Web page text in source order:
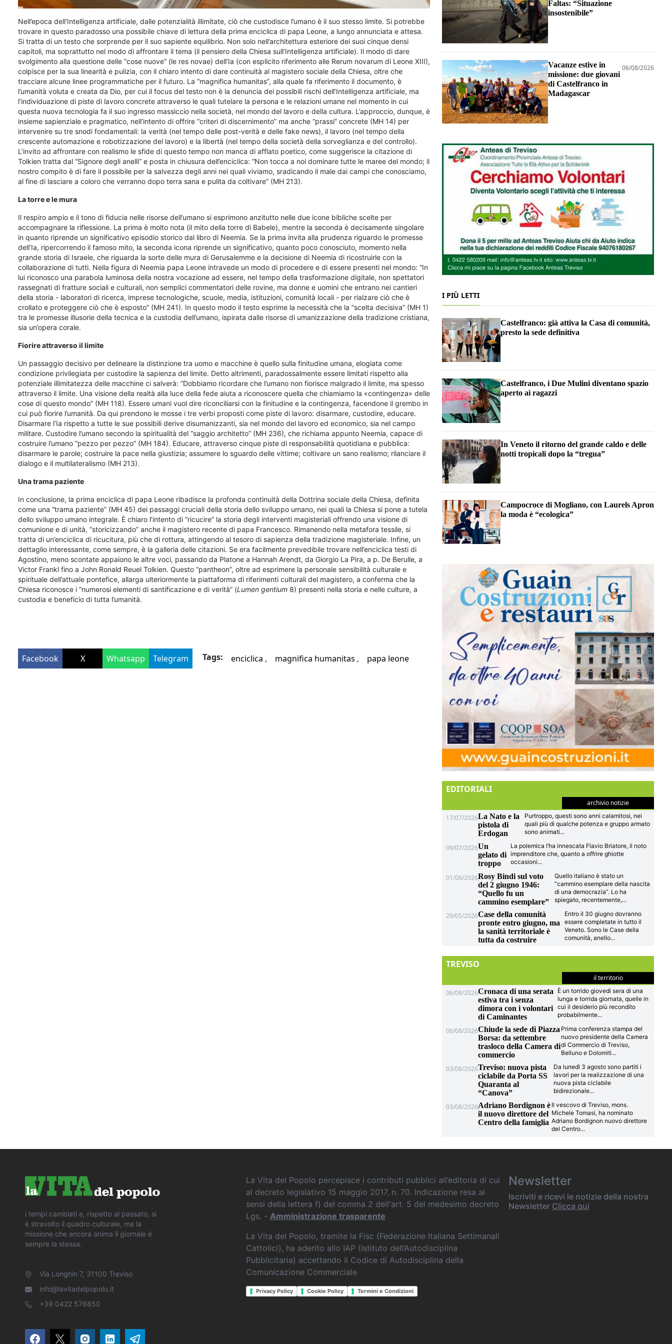
Nell’epoca dell’Intelligenza artificiale, dalle potenzialità illimitate, ciò che custodisce l’umano è il suo stesso limite. Si potrebbe
trovare in questo paradosso una possibile chiave di lettura della prima enciclica di papa Leone, a lungo annunciata e attesa.
Si tratta di un testo che sorprende per il suo sapiente equilibrio. Non solo nell’architettura esteriore dei suoi cinque densi
capitoli, ma soprattutto nel modo di affrontare il tema (il pensiero della Chiesa sull’Intelligenza artificiale). Il modo di dare
svolgimento alla questione delle “cose nuove” (le res novae) dell’Ia (con esplicito riferimento alle Rerum novarum di Leone XIII),
colpisce per la sua linearità e pulizia, con il chiaro intento di dare continuità al magistero sociale della Chiesa, oltre che
tracciare alcune linee programmatiche per il futuro. La “magnifica humanitas”, alla quale fa riferimento il documento, è
l’umanità voluta e creata da Dio, per cui il focus del testo non è la denuncia dei possibili rischi dell’Intelligenza artificiale, ma
l’individuazione di piste di lavoro concrete attraverso le quali tutelare la persona e le relazioni umane nel momento in cui
questa nuova tecnologia fa il suo ingresso massiccio nella società, nel mondo del lavoro e della cultura. L’approccio, dunque, è
insieme sapienziale e pragmatico, nell’intento di offrire “criteri di discernimento” ma anche “prassi” concrete (MH 14) per
intervenire su tre snodi fondamentali: la verità (nel tempo delle post-verità e delle fake news), il lavoro (nel tempo della
crescente automazione e robotizzazione del lavoro) e la libertà (nel tempo della società della sorveglianza e del controllo).
L’invito ad affrontare con realismo le sfide di questo tempo non manca di afflato poetico, come suggerisce la citazione di
Tolkien tratta dal “Signore degli anelli” e posta in chiusura dell’enciclica: “Non tocca a noi dominare tutte le maree del mondo; il
nostro compito è di fare il possibile per la salvezza degli anni nei quali viviamo, sradicando il male dai campi che conosciamo,
al fine di lasciare a coloro che verranno dopo terra sana e pulita da coltivare” (MH 213).
La torre e le mura
Il respiro ampio e il tono di fiducia nelle risorse dell’umano si esprimono anzitutto nelle due icone bibliche scelte per
accompagnare la riflessione. La prima è molto nota (il mito della torre di Babele), mentre la seconda è decisamente singolare
in quanto riprende un significativo episodio storico dal libro di Neemia. Se la prima invita alla prudenza riguardo le promesse
dell’Ia, ripercorrendo il famoso mito, la seconda icona riprende un significativo, quanto poco conosciuto, momento nella
grande storia di Israele, che riguarda la sorte delle mura di Gerusalemme e la decisione di Neemia di ricostruirle con la
collaborazione di tutti. Nella figura di Neemia papa Leone intravede un modo di procedere e di essere presenti nel mondo: “In
lui riconosco una parabola luminosa della nostra vocazione ad essere, nel tempo della trasformazione digitale, non spettatori
rassegnati di fratture sociali e culturali, non semplici commentatori delle rovine, ma donne e uomini che entrano nei cantieri
della storia - laboratori di ricerca, imprese tecnologiche, scuole, media, istituzioni, comunità locali - per rialzare ciò che è
crollato e proteggere ciò che è esposto” (MH 241). In questo modo il testo esprime la necessità che la “scelta decisiva” (MH 1)
tra le promesse illusorie della tecnica e la custodia dell’umano, ispirata dalle risorse di umanizzazione della tradizione cristiana,
sia un’opera corale.
Fiorire attraverso il limite
Un passaggio decisivo per delineare la distinzione tra uomo e macchine è quello sulla finitudine umana, elogiata come
condizione privilegiata per custodire la sapienza del limite. Detto altrimenti, paradossalmente essere limitati rispetto alla
potenziale illimitatezza delle macchine ci salverà: “Dobbiamo ricordare che l’umano non fiorisce malgrado il limite, ma spesso
attraverso il limite. Una visione della realtà alla luce della fede aiuta a riconoscere quella che chiamiamo la «contingenza» delle
cose di questo mondo” (MH 118). Essere umani vuol dire riconciliarsi con la finitudine e la contingenza, facendone il grembo in
cui può fiorire l’umanità. Da qui prendono le mosse i tre verbi proposti come piste di lavoro: disarmare, custodire, educare.
Disarmare l’Ia rispetto a tutte le sue possibili derive disumanizzanti, sia nel mondo del lavoro ed economico, sia nel campo
militare. Custodire l’umano secondo la spiritualità del “saggio architetto” (MH 236), che richiama appunto Neemia, capace di
costruire l’umano “pezzo per pezzo” (MH 184). Educare, attraverso cinque piste di responsabilità quotidiana e pubblica:
disarmare le parole; costruire la pace nella giustizia; assumere lo sguardo delle vittime; coltivare un sano realismo; rilanciare il
dialogo e il multilateralismo (MH 213).
Una trama paziente
In conclusione, la prima enciclica di papa Leone ribadisce la profonda continuità della Dottrina sociale della Chiesa, definita
come una “trama paziente” (MH 45) dei passaggi cruciali della storia dello sviluppo umano, nei quali la Chiesa si pone a tutela
dello sviluppo umano integrale. È chiaro l’intento di “ricucire” la storia degli interventi magisteriali offrendo una visione di
comunione e di unità, “storicizzando” anche il magistero recente di papa Francesco. Rimanendo nella metafora tessile, si
tratta di un’enciclica di ricucitura, più che di rottura, attingendo al tesoro di sapienza della tradizione magisteriale. Infine, un
dettaglio interessante, come sempre, è la galleria delle citazioni. Se era facilmente prevedibile trovare nell’enciclica testi di
Agostino, meno scontate appaiono le altre voci, passando da Platone a Hannah Arendt, da Giorgio La Pira, a p. De Berulle, a
Victor Frankl fino a John Ronald Reuel Tolkien. Questo “pantheon”, oltre ad esprimere la personale sensibilità culturale e
spirituale dell’attuale pontefice, allarga ulteriormente la piattaforma di riferimenti culturali del magistero, a conferma che la
Chiesa riconosce i “numerosi elementi di santificazione e di verità” (Lumen gentium 8) presenti nella storia e nelle culture, a
custodia e beneficio di tutta l’umanità.
Facebook X Whatsapp Telegram Tags: enciclica magnifica humanitas papa leone
Faltas: “Situazione
insostenibile”
Vacanze estive in
missione: due giovani
di Castelfranco in
Madagascar
06/08/2026
I PIÙ LETTI
Castelfranco: già attiva la Casa di comunità,
presto la sede definitiva
Castelfranco, i Due Mulini diventano spazio
aperto ai ragazzi
In Veneto il ritorno del grande caldo e delle
notti tropicali dopo la “tregua”
Campocroce di Mogliano, con Laurels Apron
la moda è “ecologica”
EDITORIALI
archivio notizie
17/07/2026La Nato e la
pistola di
Erdogan
Purtroppo, questi sono anni calamitosi, nei
quali più di qualche potenza e gruppo armato
sono animati...
09/07/2026Un
gelato di
troppo
La polemica l’ha innescata Flavio Briatore, il noto
imprenditore che, quanto a offrire ghiotte
occasioni...
01/06/2026Rosy Bindi sul voto
del 2 giugno 1946:
“Quello fu un
cammino esemplare”
Quello italiano è stato un
“cammino esemplare della nascita
di una democrazia”. Lo ha
spiegato, recentemente,...
29/05/2026Case della comunità
pronte entro giugno, ma
la sanità territoriale è
tutta da costruire
Entro il 30 giugno dovranno
essere completate in tutto il
Veneto. Sono le Case della
comunità, anello...
TREVISO
il territorio
06/08/2026Cronaca di una serata
estiva tra i senza
dimora con i volontari
di Caminantes
È un torrido giovedì sera di una
lunga e torrida giornata, quelle in
cui il desiderio più recondito
probabilmente...
06/08/2026Chiude la sede di Piazza
Borsa: da settembre
trasloco della Camera di
commercio
Prima conferenza stampa del
nuovo presidente della Camera
di Commercio di Treviso,
Belluno e Dolomiti...
03/08/2026Treviso: nuova pista
ciclabile da Porta SS
Quaranta al
“Canova”
Da lunedì 3 agosto sono partiti i
lavori per la realizzazione di una
nuova pista ciclabile
bidirezionale...
03/08/2026Adriano Bordignon è
il nuovo direttore del
Centro della famiglia
Il vescovo di Treviso, mons.
Michele Tomasi, ha nominato
Adriano Bordignon nuovo direttore
del Centro...
i tempi cambiati e, rispetto al passato, si
è stravolto il quadro culturale, ma la
missione che ancora anima il giornale è
sempre la stessa.
Via Longhin 7, 31100 Treviso
info@lavitadelpopolo.it
+39 0422 576850
La Vita del Popolo percepisce i contributi pubblici all’editoria di cui
al decreto legislativo 15 maggio 2017, n. 70. Indicazione resa ai
sensi della lettera f) del comma 2 dell'art. 5 del medesimo decreto
Lgs. -Amministrazione trasparente
La Vita del Popolo, tramite la Fisc (Federazione Italiana Settimanali
Cattolici), ha aderito allo IAP (Istituto dell’Autodisciplina
Pubblicitaria) accettando il Codice di Autodisciplina della
Comunicazione Commerciale
Privacy Policy Cookie Policy Termini e Condizioni
Newsletter
Iscriviti e ricevi le notizie della nostra
Newsletter Clicca qui